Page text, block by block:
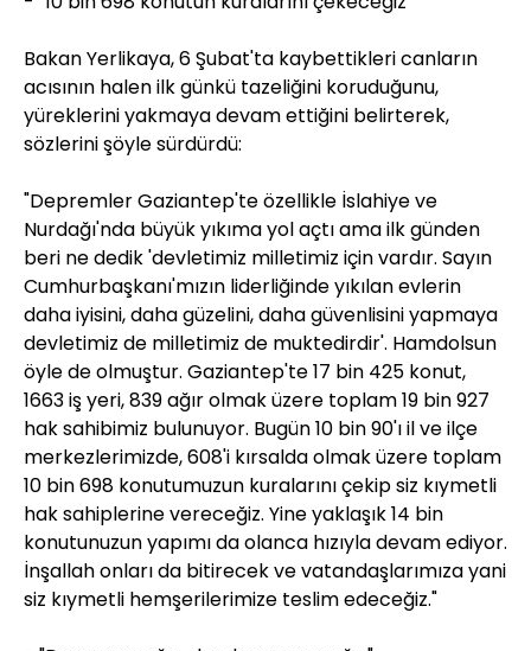
Bakan Yerlikaya, 6 Şubat'ta kaybettikleri canların
acısının halen ilk günkü tazeliğini koruduğunu,
yüreklerini yakmaya devam ettiğini belirterek,
sözlerini şöyle sürdürdü:
"Depremler Gaziantep'te özellikle İslahiye ve
Nurdağı'nda büyük yıkıma yol açtı ama ilk günden
beri ne dedik 'devletimiz milletimiz için vardır. Sayın
Cumhurbaşkanı'mızın liderliğinde yıkılan evlerin
daha iyisini, daha güzelini, daha güvenlisini yapmaya
devletimiz de milletimiz de muktedirdir'. Hamdolsun
öyle de olmuştur. Gaziantep'te 17 bin 425 konut,
1663 iş yeri, 839 ağır olmak üzere toplam 19 bin 927
hak sahibimiz bulunuyor. Bugün 10 bin 90'ı il ve ilçe
merkezlerimizde, 608'i kırsalda olmak üzere toplam
10 bin 698 konutumuzun kuralarını çekip siz kıymetli
hak sahiplerine vereceğiz. Yine yaklaşık 14 bin
konutunuzun yapımı da olanca hızıyla devam ediyor.
İnşallah onları da bitirecek ve vatandaşlarımıza yani
siz kıymetli hemşerilerimize teslim edeceğiz."